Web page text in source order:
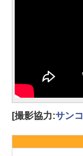
[撮影協力:サン